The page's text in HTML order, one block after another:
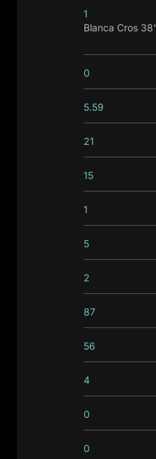
1
Blanca Cros 38'
0
5.59
21
15
1
5
2
87
56
4
0
0